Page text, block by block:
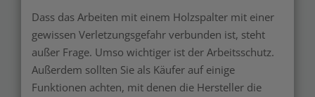
Dass das Arbeiten mit einem Holzspalter mit einer
gewissen Verletzungsgefahr verbunden ist, steht
außer Frage. Umso wichtiger ist der Arbeitsschutz.
Außerdem sollten Sie als Käufer auf einige
Funktionen achten, mit denen die Hersteller die